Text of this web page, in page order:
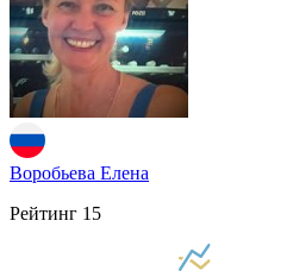
Воробьева Елена
Рейтинг 15